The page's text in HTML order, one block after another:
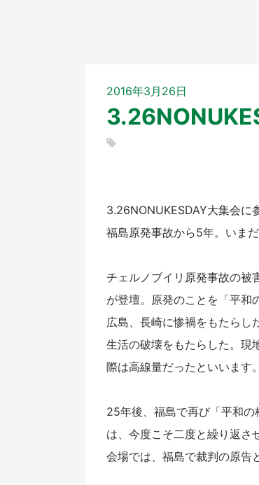
2016年3月26日
3.26NONUKESDAY大集会に
福島原発事故から5年。いま
チェルノブイリ原発事故の被
が登壇。原発のことを「平和
広島、長崎に惨禍をもたらし
生活の破壊をもたらした。現
際は高線量だったといいます。
25年後、福島で再び「平和
は、今度こそ二度と繰り返さ
会場では、福島で裁判の原告